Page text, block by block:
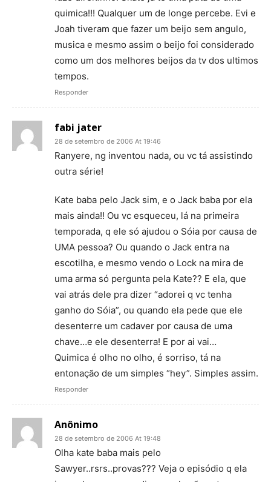
quimica!!! Qualquer um de longe percebe. Evi e
Joah tiveram que fazer um beijo sem angulo,
musica e mesmo assim o beijo foi considerado
como um dos melhores beijos da tv dos ultimos
tempos.
Responder
fabi jater
28 de setembro de 2006 At 19:46
Ranyere, ng inventou nada, ou vc tá assistindo
outra série!
Kate baba pelo Jack sim, e o Jack baba por ela
mais ainda!! Ou vc esqueceu, lá na primeira
temporada, q ele só ajudou o Sóia por causa de
UMA pessoa? Ou quando o Jack entra na
escotilha, e mesmo vendo o Lock na mira de
uma arma só pergunta pela Kate?? E ela, que
vai atrás dele pra dizer “adorei q vc tenha
ganho do Sóia”, ou quando ela pede que ele
desenterre um cadaver por causa de uma
chave…e ele desenterra! E por ai vai…
Quimica é olho no olho, é sorriso, tá na
entonação de um simples “hey”. Simples assim.
Responder
Anônimo
28 de setembro de 2006 At 19:48
Olha kate baba mais pelo
Sawyer..rsrs..provas??? Veja o episódio q ela